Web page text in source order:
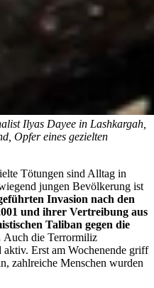
Ilyas Dayee in Lashkargah,
Opfer eines gezielten
Tötungen sind Alltag in
jungen Bevölkerung ist
Invasion nach den
und ihrer Vertreibung aus
Taliban gegen die
Auch die Terrormiliz
Erst am Wochenende griff
zahlreiche Menschen wurden